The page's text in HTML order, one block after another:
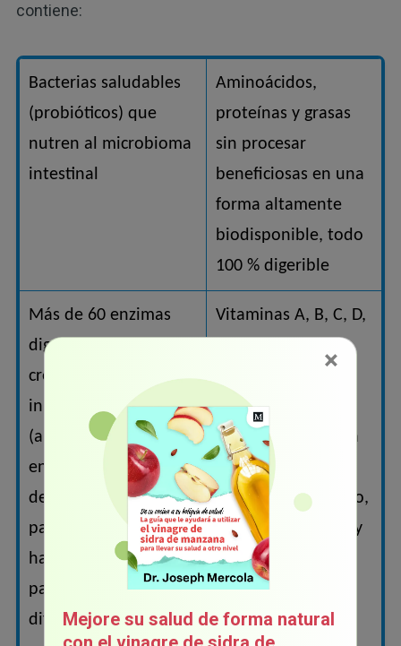
contiene:
Bacterias saludables
(probióticos) que
nutren al microbioma
intestinal
Aminoácidos,
proteínas y grasas
sin procesar
beneficiosas en una
forma altamente
biodisponible, todo
100 % digerible
Más de 60 enzimas
digestivas, factores de
crecimiento e
inmunoglobulinas
(anticuerpos). Estas
enzimas son
destruidas durante la
pasteurización, lo que
hace que la leche
pasteurizada sea más
difícil de digerir
Vitaminas A, B, C, D,
biodisponibles.
También, tiene una
mezcla balanceada
de minerales (calcio,
magnesio, fósforo y
hierro) cuya
absorción es
mejorada por sus
×
Mejore su salud de forma natural